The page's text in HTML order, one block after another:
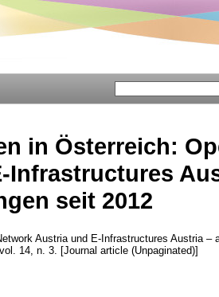
in Österreich:
Infrastructures
seit 2012
Austria und E-Infrastructures Austria –
vol. 14, n. 3. [Journal article (Unpaginated)]